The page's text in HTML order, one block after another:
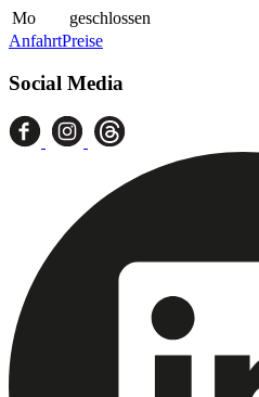
Mo
geschlossen
AnfahrtPreise
Social Media